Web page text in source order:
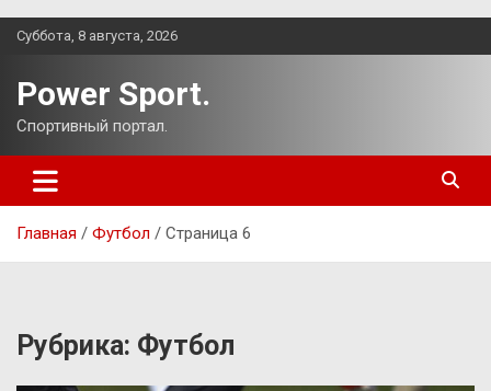
Перейти
Суббота, 8 августа, 2026
Power Sport.
Спортивный портал.
Главная Футбол Страница 6
Рубрика: Футбол